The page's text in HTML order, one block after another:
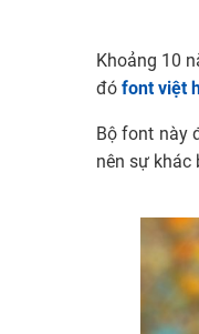
Khoảng 10
đó font việt
Bộ font này
nên sự khác